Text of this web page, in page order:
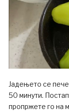
Јадењето се
50 минути.
пропржете го на